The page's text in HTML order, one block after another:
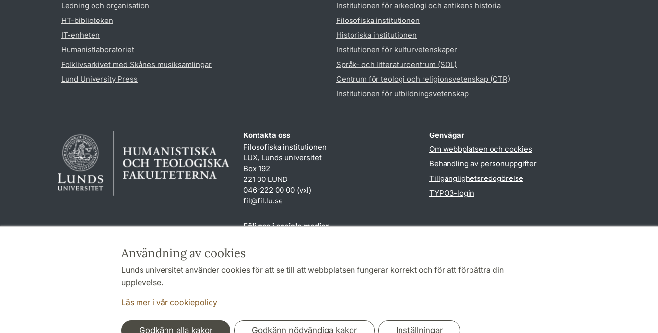
Användning av cookies
Lunds universitet använder cookies för att se till att webbplatsen fungerar korrekt och för att förbättra din
upplevelse.
Läs mer i vår cookiepolicy
Godkänn alla kakor Godkänn nödvändiga kakor Inställningar
Ledning och organisation
HT-biblioteken
IT-enheten
Humanistlaboratoriet
Folklivsarkivet med Skånes musiksamlingar
Lund University Press
Institutionen för arkeologi och antikens historia
Filosofiska institutionen
Historiska institutionen
Institutionen för kulturvetenskaper
Språk- och litteraturcentrum (SOL)
Centrum för teologi och religionsvetenskap (CTR)
Institutionen för utbildningsvetenskap
Kontakta oss
Filosofiska institutionen
LUX, Lunds universitet
Box 192
221 00 LUND
046-222 00 00 (vxl)
fil@fil.lu.se
Genvägar
Om webbplatsen och cookies
Behandling av personuppgifter
Tillgänglighetsredogörelse
TYPO3-login
Följ oss i sociala medier